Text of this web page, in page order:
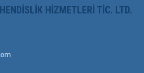
HIZMETLERI TIC. LTD.